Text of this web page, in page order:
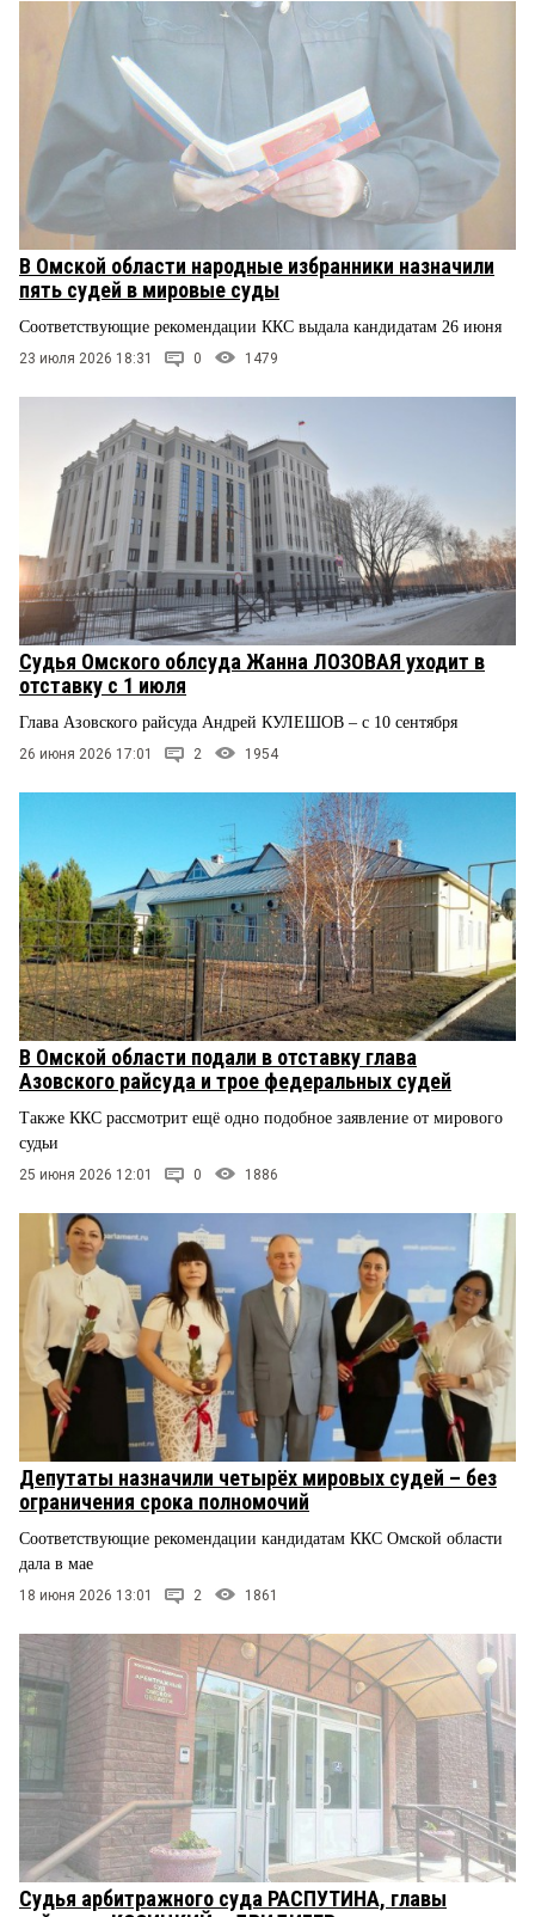
В Омской области народные избранники назначили
пять судей в мировые суды
Соответствующие рекомендации ККС выдала кандидатам 26 июня
23 июля 2026 18:31 0 1479
Судья Омского облсуда Жанна ЛОЗОВАЯ уходит в
отставку с 1 июля
Глава Азовского райсуда Андрей КУЛЕШОВ – с 10 сентября
26 июня 2026 17:01 2 1954
В Омской области подали в отставку глава
Азовского райсуда и трое федеральных судей
Также ККС рассмотрит ещё одно подобное заявление от мирового
судьи
25 июня 2026 12:01 0 1886
Депутаты назначили четырёх мировых судей – без
ограничения срока полномочий
Соответствующие рекомендации кандидатам ККС Омской области
дала в мае
18 июня 2026 13:01 2 1861
Судья арбитражного суда РАСПУТИНА, главы